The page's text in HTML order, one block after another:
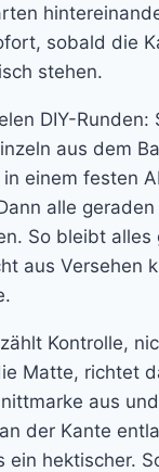
sobald die
stehen.
DIY-
aus dem
einem festen
alle
So bleibt alles
aus Versehen
Kontrolle,
Matte, richtet
aus
der Kante
ein hektischer.